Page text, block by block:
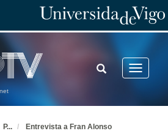
Toggle
TOGGLE
SEARCH
P... Entrevista a Fran Alonso